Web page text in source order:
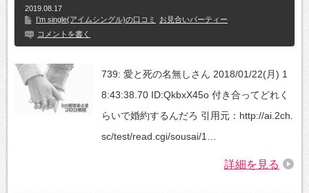
2019.08.17
I’m single(アイムシングル)の口コミ
お見合いパーティー
コメントを書く
739: 愛と死の名無しさん 2018/01/22(月) 1
8:43:38.70 ID:QkbxX45o 付き合ってどれく
らいで婚約するんだろ 引用元：http://ai.2ch.
sc/test/read.cgi/sousai/1…
詳細を見る